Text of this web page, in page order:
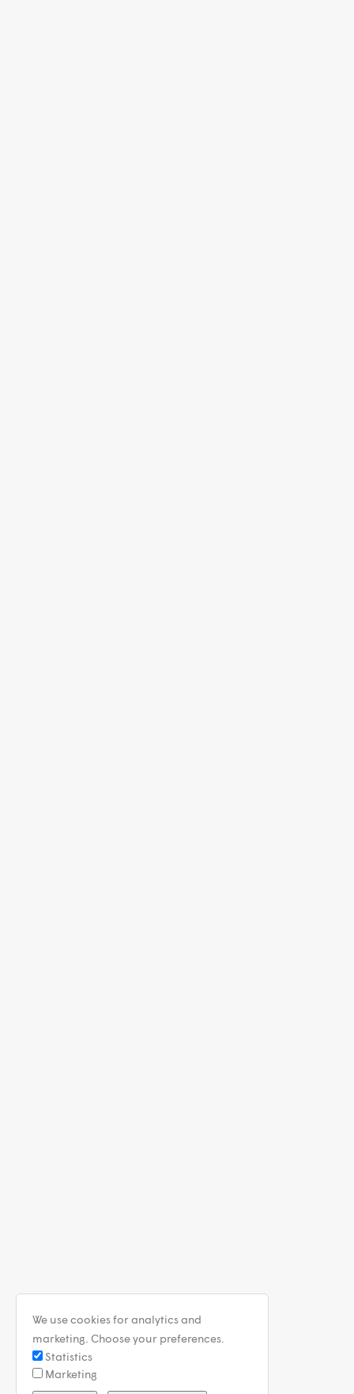
We use cookies for analytics and
marketing. Choose your preferences.
Statistics
Marketing